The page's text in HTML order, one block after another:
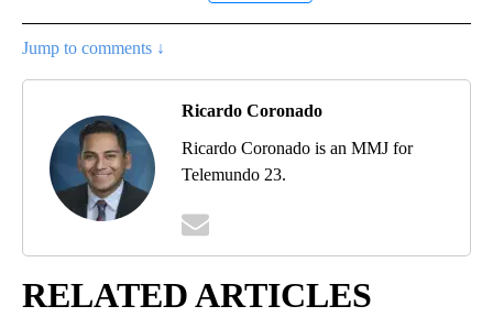
Jump to comments ↓
Ricardo Coronado
Ricardo Coronado is an MMJ for
Telemundo 23.
RELATED ARTICLES